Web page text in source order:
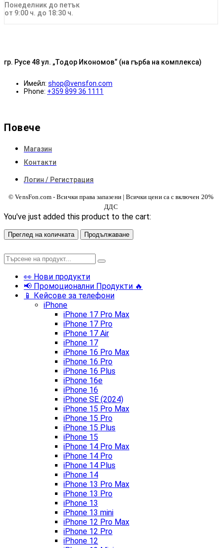
Понеделник до петък
от 9:00 ч. до 18:30 ч.
гр. Русе 48 ул. „Тодор Икономов“ (на гърба на комплекса)
Имейл: shop@vensfon.com
Phone: +359 899 36 1111
Повече
Магазин
Контакти
Логин / Регистрация
© VensFon.com - Всички права запазени | Всички цени са с включен 20%
ДДС
You've just added this product to the cart:
Преглед на количката Продължаване
👀 Нови продукти
📢 Промоционални Продукти 🔥
📱 Кейсове за телефони
iPhone
iPhone 17 Pro Max
iPhone 17 Pro
iPhone 17 Air
iPhone 17
iPhone 16 Pro Max
iPhone 16 Pro
iPhone 16 Plus
iPhone 16e
iPhone 16
iPhone SE (2024)
iPhone 15 Pro Max
iPhone 15 Pro
iPhone 15 Plus
iPhone 15
iPhone 14 Pro Max
iPhone 14 Pro
iPhone 14 Plus
iPhone 14
iPhone 13 Pro Max
iPhone 13 Pro
iPhone 13
iPhone 13 mini
iPhone 12 Pro Max
iPhone 12 Pro
iPhone 12